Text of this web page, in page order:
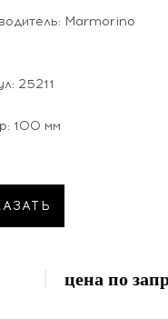
Marmorino
25211
100 мм
цена по